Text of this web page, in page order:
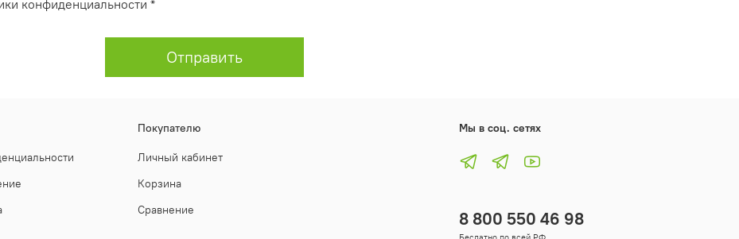
конфиденциальности *
Отправить
Покупателю
Личный кабинет
Корзина
Сравнение
Мы в соц. сетях
8 800 550 46 98